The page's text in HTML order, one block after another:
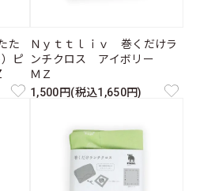
た
ピ
Ｎｙｔｔｌｉｖ 巻くだけラ
ンチクロス アイボリー
ＭＺ
1,500円(税込1,650円)